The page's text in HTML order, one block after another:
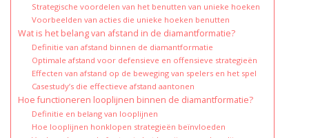
Strategische voordelen van het benutten van unieke hoeken
Voorbeelden van acties die unieke hoeken benutten
Wat is het belang van afstand in de diamantformatie?
Definitie van afstand binnen de diamantformatie
Optimale afstand voor defensieve en offensieve strategieën
Effecten van afstand op de beweging van spelers en het spel
Casestudy’s die effectieve afstand aantonen
Hoe functioneren looplijnen binnen de diamantformatie?
Definitie en belang van looplijnen
Hoe looplijnen honklopen strategieën beïnvloeden